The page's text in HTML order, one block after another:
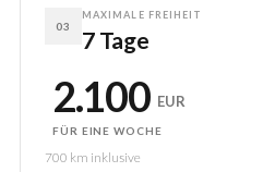
03
MAXIMALE FREIHEIT
7 Tage
2.100 EUR
FÜR EINE WOCHE
700 km inklusive